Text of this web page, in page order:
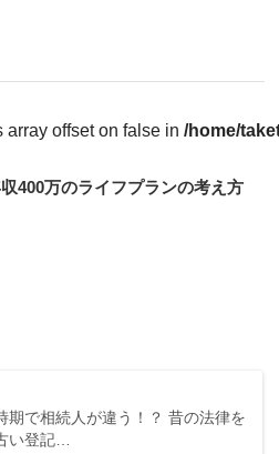
array offset on false in /home/
400万のライフプランの考え方
期で相続人が違う！？ 昔の法律を
い登記…